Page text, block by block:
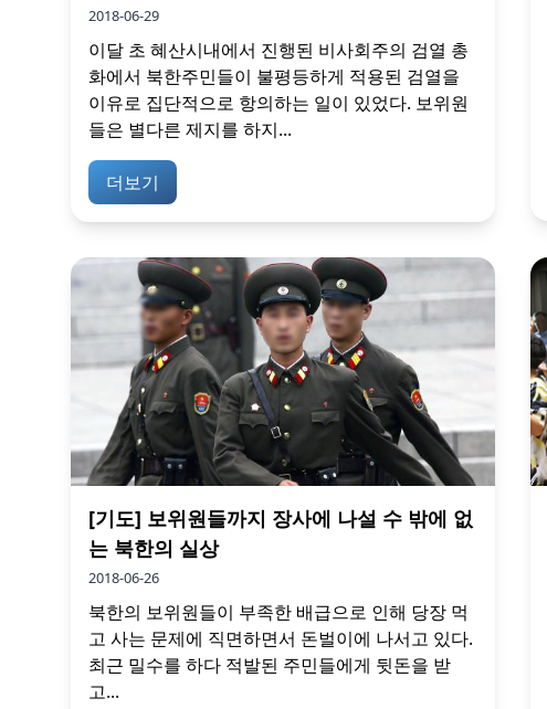
2018-06-29
이달 초 혜산시내에서 진행된 비사회주의 검열 총
화에서 북한주민들이 불평등하게 적용된 검열을
이유로 집단적으로 항의하는 일이 있었다. 보위원
들은 별다른 제지를 하지...
더보기
[기도] 보위원들까지 장사에 나설 수 밖에 없
는 북한의 실상
2018-06-26
북한의 보위원들이 부족한 배급으로 인해 당장 먹
고 사는 문제에 직면하면서 돈벌이에 나서고 있다.
최근 밀수를 하다 적발된 주민들에게 뒷돈을 받
고...